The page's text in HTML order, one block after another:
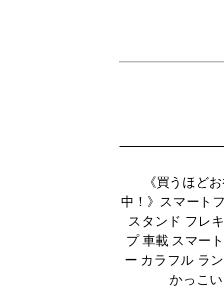
《買うほど
中！》スマート
スタンド フレ
プ 車載 スマー
ー カラフル ラ
かっこ